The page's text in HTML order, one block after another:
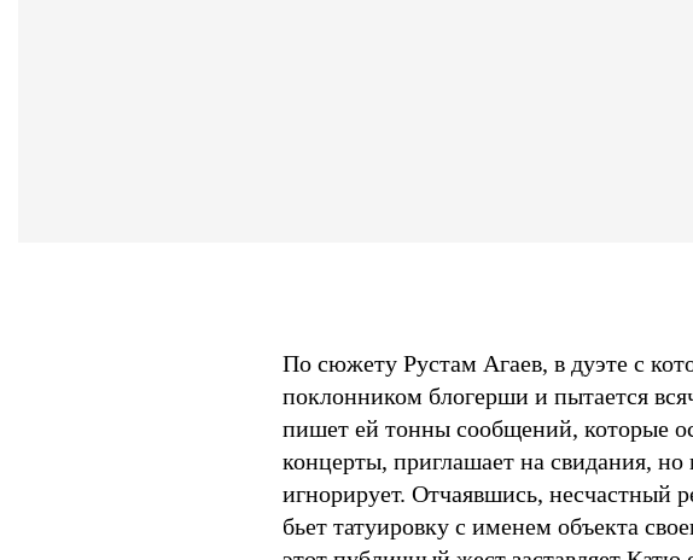
По сюжету Рустам Агаев, в дуэте с
поклонником блогерши и пытается
пишет ей тонны сообщений, которые
концерты, приглашает на свидания,
игнорирует. Отчаявшись,
бьет татуировку с именем объекта